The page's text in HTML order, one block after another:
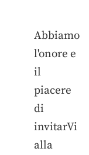
Abbiamo
l'onore e
il
piacere
di
invitarVi
alla